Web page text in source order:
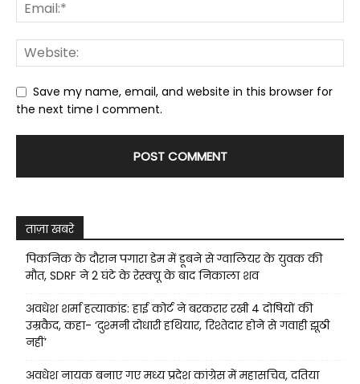
Save my name, email, and website in this browser for
the next time I comment.
ताज़ा खबरे
पिकनिक के दौरान पगारा डेम में डूबने से ग्वालियर के युवक की
मौत, SDRF ने 2 घंटे के रेस्क्यू के बाद निकाला शव
अवधेश शर्मा हत्याकांड: हाई कोर्ट ने बरकरार रखी 4 दोषियों की
उम्रकैद, कहा- ‘दुश्मनी दोधारी हथियार, रिश्तेदार होने से गवाही झूठी
नहीं’
अवधेश नायक बनाए गए मध्य प्रदेश कांग्रेस में महासचिव, दतिया